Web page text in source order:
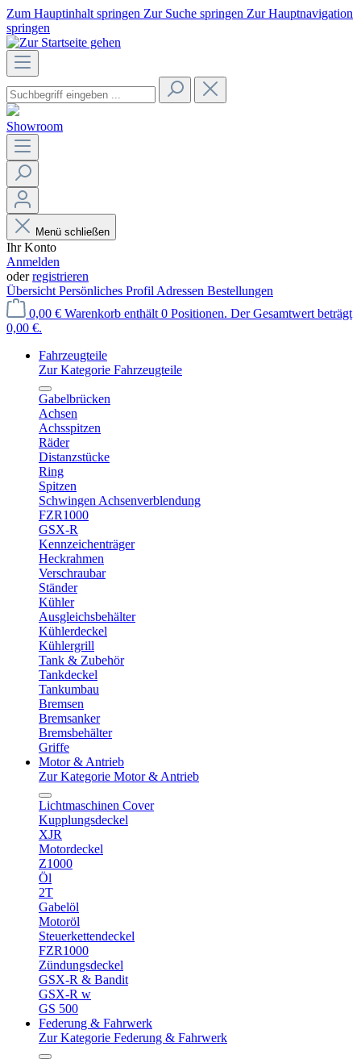
Zum Hauptinhalt springen Zur Suche springen Zur Hauptnavigation
springen
Showroom
Menü schließen
Ihr Konto
Anmelden
oderregistrieren
Übersicht Persönliches Profil Adressen Bestellungen
0,00 € Warenkorb enthält 0 Positionen. Der Gesamtwert beträgt
0,00 €.
Fahrzeugteile
Zur Kategorie Fahrzeugteile
Gabelbrücken
Achsen
Achsspitzen
Räder
Distanzstücke
Ring
Spitzen
Schwingen Achsenverblendung
FZR1000
GSX-R
Kennzeichenträger
Heckrahmen
Verschraubar
Ständer
Kühler
Ausgleichsbehälter
Kühlerdeckel
Kühlergrill
Tank & Zubehör
Tankdeckel
Tankumbau
Bremsen
Bremsanker
Bremsbehälter
Griffe
Motor & Antrieb
Zur Kategorie Motor & Antrieb
Lichtmaschinen Cover
Kupplungsdeckel
XJR
Motordeckel
Z1000
Öl
2T
Gabelöl
Motoröl
Steuerkettendeckel
FZR1000
Zündungsdeckel
GSX-R & Bandit
GSX-R w
GS 500
Federung & Fahrwerk
Zur Kategorie Federung & Fahrwerk